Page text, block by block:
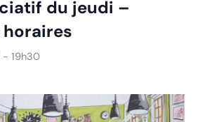
du jeudi –
- 19h30